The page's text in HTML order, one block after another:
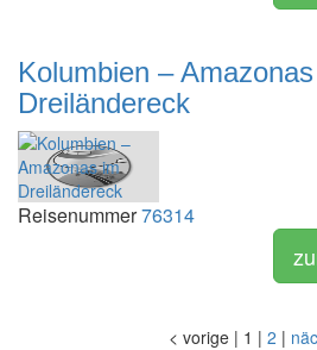
Kolumbien –
Dreiländereck
Reisenummer76314
< vorige | 1 | 2 |